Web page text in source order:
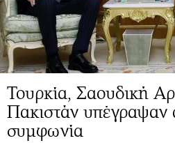
Τουρκία, Σαουδική
Πακιστάν υπέγραψαν
συμφωνία